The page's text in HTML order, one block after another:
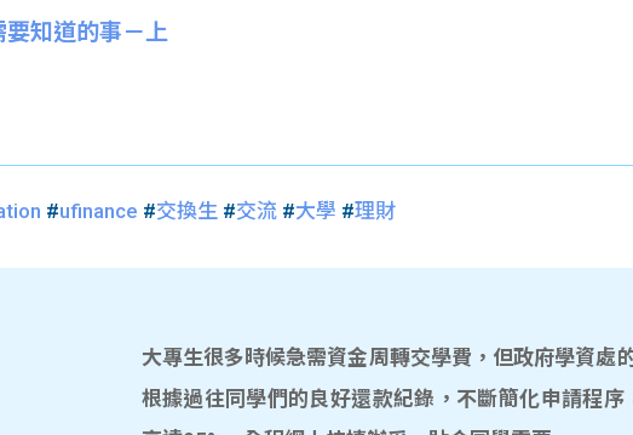
知道的事－上
#ufinance #交換生#交流#大學 #理財
大專生很多時候急需資金周轉交學費，但政府學資處
根據過往同學們的良好還款紀錄，不斷簡化申請程